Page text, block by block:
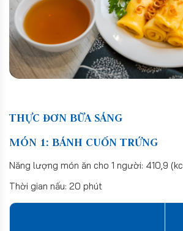
THỰC ĐƠN BỮA SÁNG
MÓN 1: BÁNH CUỐN TRỨNG
Năng lượng món ăn cho 1 người: 410,9
Thời gian nấu: 20 phút